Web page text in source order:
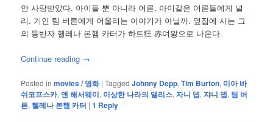
안 사랑받았다. 아이들 뿐 아니라 어른, 아이같은 어른들에게 널
리. 기인 팀 버튼에게 어울리는 이야기가 아닐까. 옆집에 사는 그
의 동반자 헬레나 본햄 카터가 하트狂 赤여왕으로 나온다.
Continue reading →
Posted in movies / 영화 |Tagged Johnny Depp,Tim Burton, 미아 바
쉬코프스카,앤 해서웨이, 이상한 나라의 앨리스,자니 뎁,쟈니 뎁, 팀 버
튼,헬레나 본햄 카터 |1 Reply